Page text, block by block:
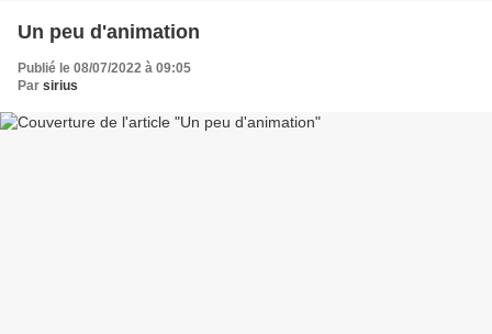
Un peu d'animation
Publié le 08/07/2022 à 09:05
Par sirius